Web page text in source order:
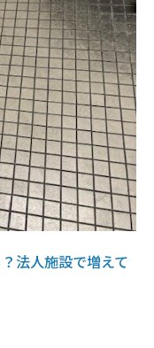
法人施設で増えて